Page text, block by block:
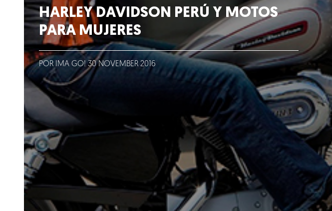
Blog
Talento
Conversemos
HARLEY DAVIDSON PERÚ Y MOTOS
PARA MUJERES
POR IMA GO! 30 NOVEMBER 2016